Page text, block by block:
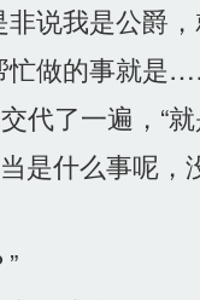
说我是公爵
忙做的事就是
代了一遍，“就
是什么事呢，